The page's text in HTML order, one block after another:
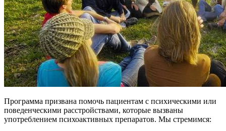
Программа призвана помочь пациентам с психическими или
поведенческими расстройствами, которые вызваны
употреблением психоактивных препаратов. Мы стремимся: